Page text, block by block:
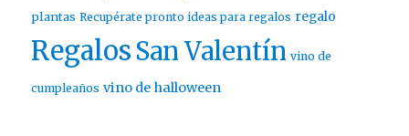
plantas Recupérate pronto ideas para regalos regalo
Regalos San Valentín vino de
cumpleaños vino de halloween